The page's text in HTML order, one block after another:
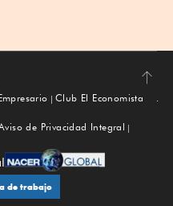
Subir
Club El Economista
de Privacidad Integral
de trabajo